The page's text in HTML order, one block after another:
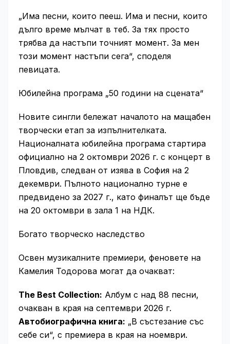
„Има песни, които пееш. Има и песни, които
дълго време мълчат в теб. За тях просто
трябва да настъпи точният момент. За мен
този момент настъпи сега“, споделя
певицата.
Юбилейна програма „50 години на сцената“
Новите сингли бележат началото на мащабен
творчески етап за изпълнителката.
Националната юбилейна програма стартира
официално на 2 октомври 2026 г. с концерт в
Пловдив, следван от изява в София на 2
декември. Пълното национално турне е
предвидено за 2027 г., като финалът ще бъде
на 20 октомври в зала 1 на НДК.
Богато творческо наследство
Освен музикалните премиери, феновете на
Камелия Тодорова могат да очакват:
The Best Collection: Албум с над 88 песни,
очакван в края на септември 2026 г.
Автобиографична книга: „В състезание със
себе си“, с премиера в края на ноември.